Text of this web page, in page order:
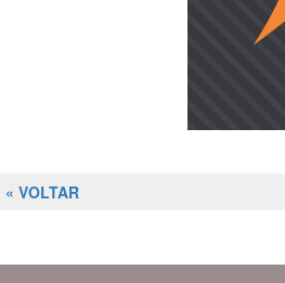
« VOLTAR